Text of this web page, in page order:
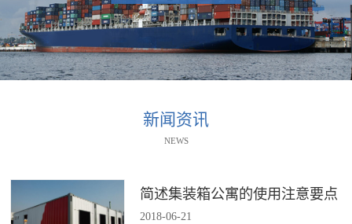
新闻资讯
NEWS
简述集装箱公寓的使用注意要点
2018-06-21